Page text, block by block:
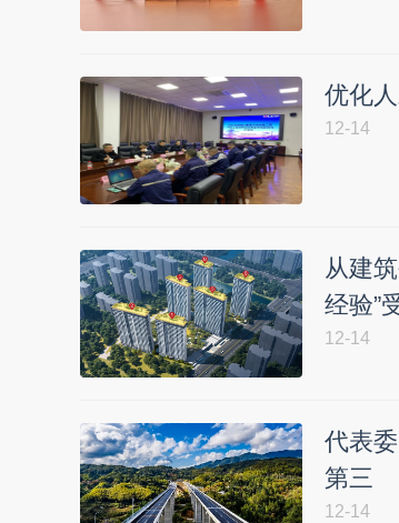
优化
12-14
从建
经验”
12-14
代表
第三
12-14